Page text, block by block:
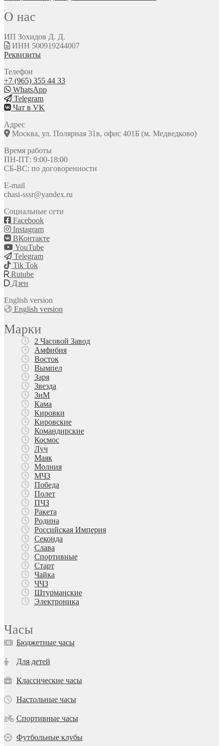
О нас
ИП Зохидов Д. Д.
ИНН 500919244007
Реквизиты
Телефон
+7 (965) 355 44 33
WhatsApp
Telegram
Чат в VK
Адрес
Москва, ул. Полярная 31в, офис 401Б (м. Медведково)
Время работы
ПН-ПТ: 9:00-18:00
СБ-ВС: по договоренности
E-mail
chasi-sssr@yandex.ru
Социальные сети
Facebook
Instagram
ВКонтакте
YouTube
Telegram
Tik Tok
Rutube
Дзен
English version
English version
Марки
2 Часовой Завод
Амфибия
Восток
Вымпел
Заря
Звезда
ЗиМ
Кама
Кировки
Кировские
Командирские
Космос
Луч
Маяк
Молния
МЧЗ
Победа
Полет
ПЧЗ
Ракета
Родина
Российская Империя
Секонда
Слава
Спортивные
Старт
Чайка
ЧЧЗ
Штурманские
Электроника
Часы
Бюджетные часы
Для детей
Классические часы
Настольные часы
Спортивные часы
Футбольные клубы